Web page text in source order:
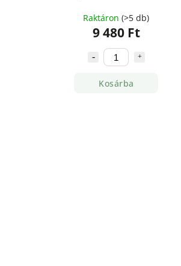
Raktáron(>5 db)
9 480 Ft
Kosárba